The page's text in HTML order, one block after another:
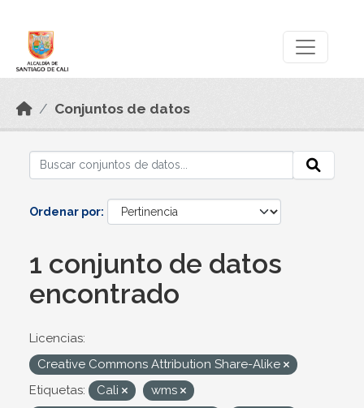
Conjuntos de datos
Ordenar por
1 conjunto de datos
encontrado
Licencias:
Creative Commons Attribution Share-Alike
Etiquetas:
Cali
wms